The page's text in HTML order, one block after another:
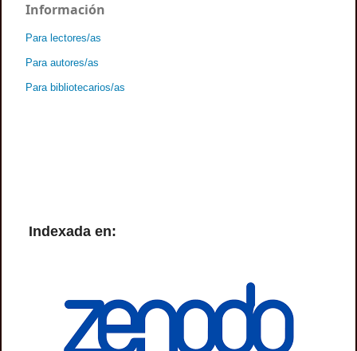
Información
Para lectores/as
Para autores/as
Para bibliotecarios/as
Indexada en: